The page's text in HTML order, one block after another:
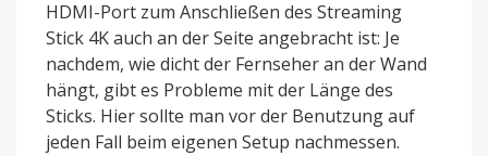
HDMI-Port zum Anschließen des Streaming
Stick 4K auch an der Seite angebracht ist: Je
nachdem, wie dicht der Fernseher an der Wand
hängt, gibt es Probleme mit der Länge des
Sticks. Hier sollte man vor der Benutzung auf
jeden Fall beim eigenen Setup nachmessen.